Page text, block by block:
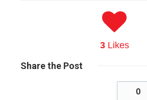
3Likes
Sharethe Post
0